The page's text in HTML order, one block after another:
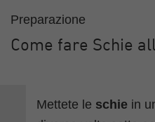
Preparazione
Come fare Schie
Mettete le schie in